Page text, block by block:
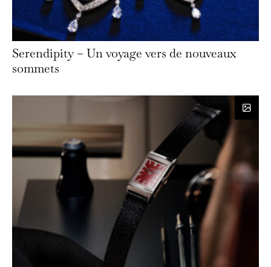
Serendipity – Un voyage vers de nouveaux
sommets